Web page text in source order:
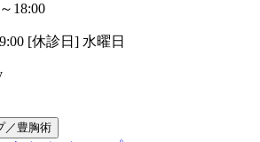
18:00
[休診日] 水曜日
／豊胸術